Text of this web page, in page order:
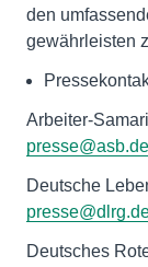
den
gewährleisten
Arbeiter-
presse@asb.de
Deutsche
Deutsches